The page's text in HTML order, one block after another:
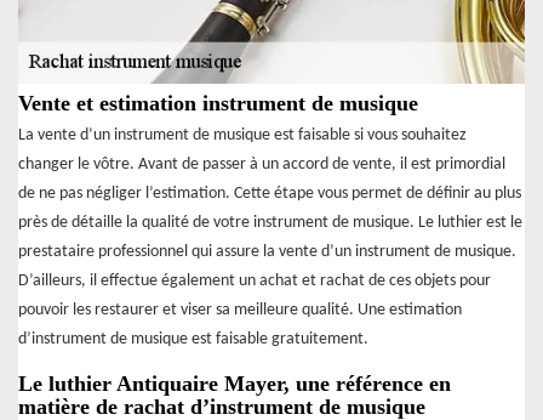
Vente et estimation instrument de musique
La vente d’un instrument de musique est faisable si vous souhaitez
changer le vôtre. Avant de passer à un accord de vente, il est primordial
de ne pas négliger l’estimation. Cette étape vous permet de définir au plus
près de détaille la qualité de votre instrument de musique. Le luthier est le
prestataire professionnel qui assure la vente d’un instrument de musique.
D’ailleurs, il effectue également un achat et rachat de ces objets pour
pouvoir les restaurer et viser sa meilleure qualité. Une estimation
d’instrument de musique est faisable gratuitement.
Le luthier Antiquaire Mayer, une référence en
matière de rachat d’instrument de musique